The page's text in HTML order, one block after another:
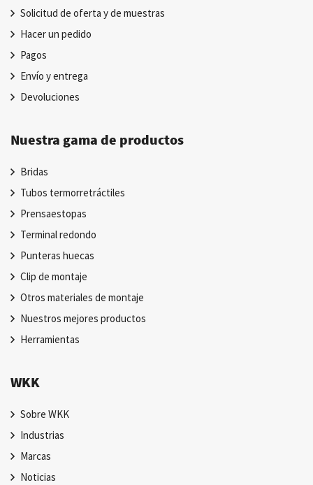
Solicitud de oferta y de muestras
Hacer un pedido
Pagos
Envío y entrega
Devoluciones
Nuestra gama de productos
Bridas
Tubos termorretráctiles
Prensaestopas
Terminal redondo
Punteras huecas
Clip de montaje
Otros materiales de montaje
Nuestros mejores productos
Herramientas
WKK
Sobre WKK
Industrias
Marcas
Noticias